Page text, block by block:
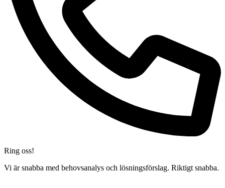
Ring oss!
Vi är snabba med behovsanalys och lösningsförslag. Riktigt snabba.